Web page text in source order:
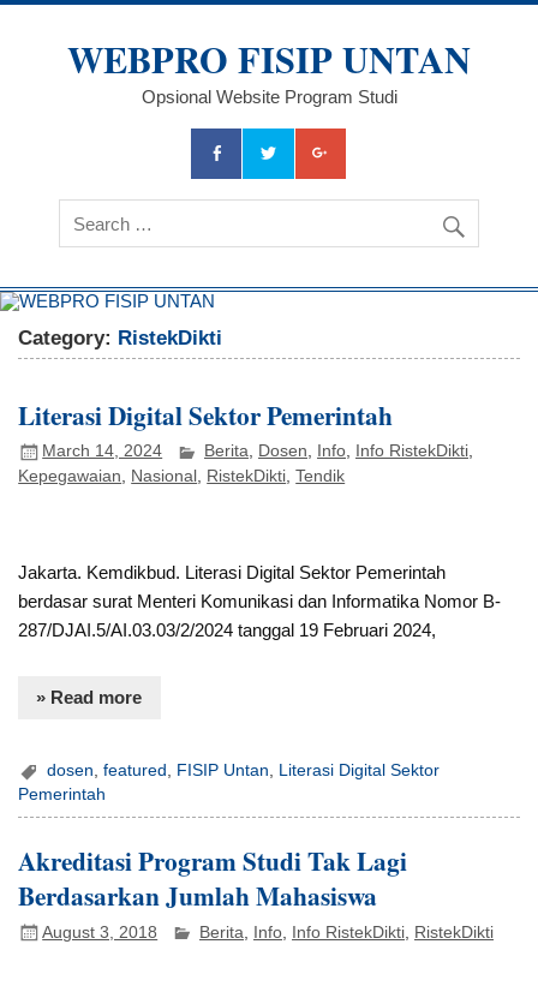
Skip
WEBPRO FISIP UNTAN
Opsional Website Program Studi
Category: RistekDikti
Literasi Digital Sektor Pemerintah
March 14, 2024 Berita, Dosen, Info, Info RistekDikti,
Kepegawaian
Nasional RistekDikti ,Tendik
Jakarta. Kemdikbud. Literasi Digital Sektor Pemerintah
berdasar surat Menteri Komunikasi dan Informatika Nomor B-
287/DJAI.5/AI.03.03/2/2024 tanggal 19 Februari 2024,
» Read more
dosen ,featured FISIP Untan
Literasi Digital Sektor
Pemerintah
Akreditasi Program Studi Tak Lagi
Berdasarkan Jumlah Mahasiswa
August 3, 2018 Berita Info Info RistekDikti RistekDikti